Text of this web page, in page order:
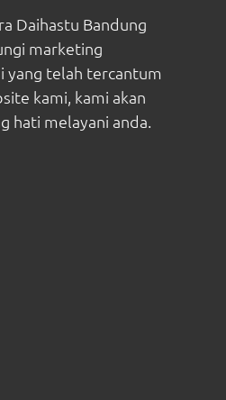
Daihastu Bandung
marketing
yang telah tercantum
kami, kami akan
hati melayani anda.